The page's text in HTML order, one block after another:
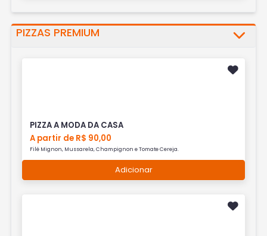
PIZZAS PREMIUM
PIZZA A MODA DA CASA
A partir de R$ 90,00
Filé Mignon, Mussarela, Champignon e Tomate Cereja.
Adicionar